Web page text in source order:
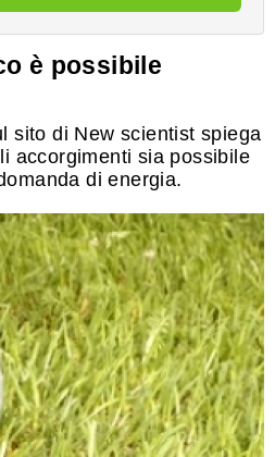
è possibile
sito di New scientist spiega
accorgimenti sia possibile
di energia.